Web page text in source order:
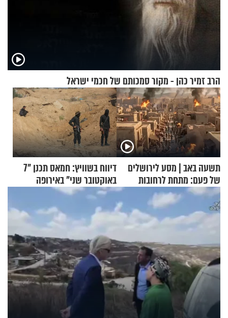
הרב זמיר כהן - מקור סמכותם של חכמי ישראל
תשעה באב | מסע לירושלים
של פעם: מתחת לרחובות
ירושלים
דיווח בשוויץ: חמאס תכנן "7
באוקטובר שני" באירופה